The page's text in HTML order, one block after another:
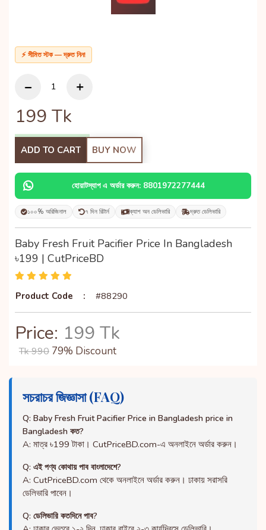
⚡ সীমিত স্টক — দ্রুত নিন!
199 Tk
ADD TO CART BUY NOW
হোয়াটস্যাপ এ অর্ডার করুন: 8801972277444
১০০% অরিজিনাল ৭ দিন রিটার্ন ক্যাশ অন ডেলিভারি দ্রুত ডেলিভারি
Baby Fresh Fruit Pacifier Price In Bangladesh
৳199 | CutPriceBD
Product Code : #88290
Price: 199 Tk
Tk 990 79% Discount
সচরাচর জিজ্ঞাসা (FAQ)
Q: Baby Fresh Fruit Pacifier Price in Bangladesh price in
Bangladesh কত?
A: মাত্র ৳199 টাকা। CutPriceBD.com-এ অনলাইনে অর্ডার করুন।
Q: এই পণ্য কোথায় পাব বাংলাদেশে?
A: CutPriceBD.com থেকে অনলাইনে অর্ডার করুন। ঢাকায় সরাসরি
ডেলিভারি পাবেন।
Q: ডেলিভারি কতদিনে পাব?